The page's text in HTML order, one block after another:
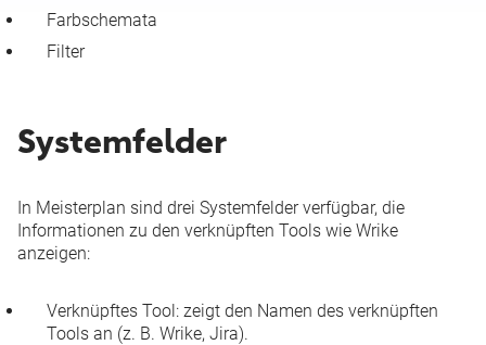
Farbschemata
Filter
Systemfelder
In Meisterplan sind drei Systemfelder verfügbar, die
Informationen zu den verknüpften Tools wie Wrike
anzeigen:
Verknüpftes Tool: zeigt den Namen des verknüpften
Tools an (z. B. Wrike, Jira).